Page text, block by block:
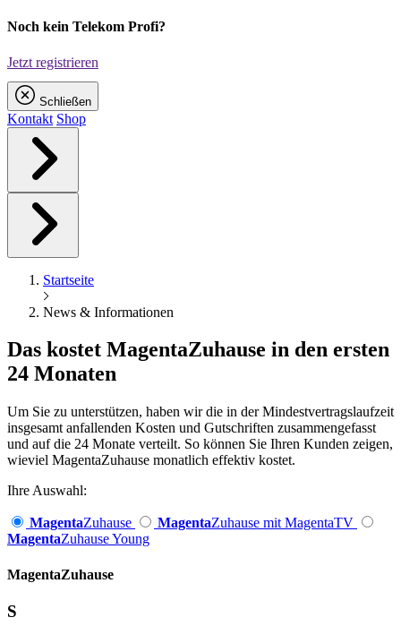
Noch kein Telekom Profi?
Jetzt registrieren
Schließen
Kontakt Shop
Startseite
News & Informationen
Das kostet MagentaZuhause in den ersten
24 Monaten
Um Sie zu unterstützen, haben wir die in der Mindestvertragslaufzeit
insgesamt anfallenden Kosten und Gutschriften zusammengefasst
und auf die 24 Monate verteilt. So können Sie Ihren Kunden zeigen,
wieviel MagentaZuhause monatlich effektiv kostet.
Ihre Auswahl:
MagentaZuhause MagentaZuhause mit MagentaTV
MagentaZuhause Young
Magenta­Zuhause
S